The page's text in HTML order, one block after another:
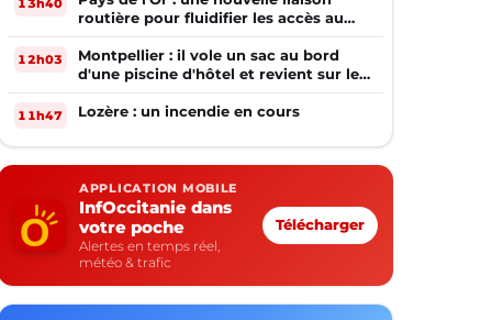
routière pour fluidifier les accès au
PIOM
12h03
Montpellier : il vole un sac au bord
d'une piscine d'hôtel et revient sur les
lieux le lendemain
11h47 Lozère : un incendie en cours
APPLICATION MOBILE
InfOccitanie dans
votre poche
Alertes en temps réel,
météo & trafic
Télécharger